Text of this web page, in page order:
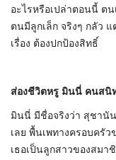
อะไรหรือเปล่าตอนนี้ ต
ตนมีลูกเล็ก จริงๆ กลัว
เรื่อง ต้องปกป้องสิทธิ์
ส่องชีวิตหรู มินนี่ คนสนิ
มินนี่ มีชื่อจริงว่า สุชานั
เลย พื้นเพทางครอบครัว
เธอเป็นลูกสาวของสมา